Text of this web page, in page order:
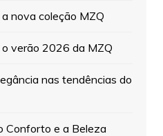
nova coleção MZQ
verão 2026 da MZQ
nas tendências do
Conforto e a Beleza